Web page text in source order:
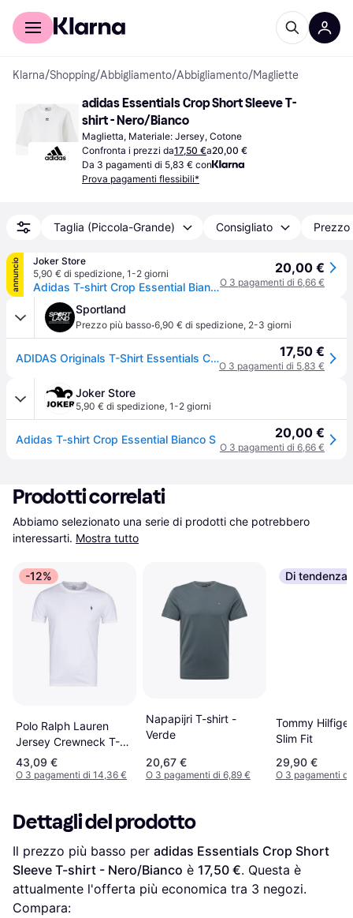
Per il tuo shopping
Klarna/Shopping/Abbigliamento/Abbigliamento/Magliette
adidas Essentials Crop Short Sleeve T-
shirt - Nero/Bianco
Maglietta, Materiale: Jersey, Cotone
Confronta i prezzi da17,50 €a20,00 €
Da 3 pagamenti di 5,83 € con
Prova pagamenti flessibili*
Taglia (Piccola-Grande) Consigliato
annuncio
Joker Store
5,90 € di spedizione, 1-2 giorni
Adidas T-shirt Crop Essential Bianco M
20,00 €
O 3 pagamenti di 6,66 €
Sportland
Prezzo più basso·6,90 € di spedizione, 2-3 giorni
ADIDAS Originals T-Shirt Essentials Crop Bianco Donna M 17,50 €
O 3 pagamenti di 5,83 €
Joker Store
5,90 € di spedizione, 1-2 giorni
Adidas T-shirt Crop Essential Bianco S 20,00 €
O 3 pagamenti di 6,66 €
Prodotti correlati
Abbiamo selezionato una serie di prodotti che potrebbero
interessarti. Mostra tutto
-12%
Polo Ralph Lauren
Jersey Crewneck T-
shirt - White
43,09 €
O 3 pagamenti di 14,36 €
Napapijri T-shirt -
Verde
20,67 €
O 3 pagamenti di 6,89 €
Di tendenza
Tommy
Slim Fit
29,90 €
O 3 pagamenti di
Dettagli del prodotto
Il prezzo più basso per adidas Essentials Crop Short
Sleeve T-shirt - Nero/Bianco è 17,50 €. Questa è
attualmente l'offerta più economica tra 3 negozi.
Compara: